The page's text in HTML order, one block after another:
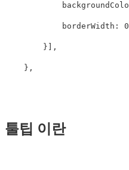
            borderWidth: 0
        }],
툴팁 이란